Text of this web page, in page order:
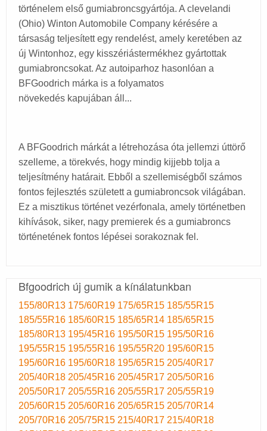
történelem első gumiabroncsgyártója. A clevelandi
(Ohio) Winton Automobile Company kérésére a
társaság teljesített egy rendelést, amely keretében az
új Wintonhoz, egy kisszériástermékhez gyártottak
gumiabroncsokat. Az autoiparhoz hasonlóan a
BFGoodrich márka is a folyamatos
növekedés kapujában áll...
A BFGoodrich márkát a létrehozása óta jellemzi úttörő
szelleme, a törekvés, hogy mindig kijjebb tolja a
teljesítmény határait. Ebből a szellemiségből számos
fontos fejlesztés született a gumiabroncsok világában.
Ez a misztikus történet vezérfonala, amely történetben
kihívások, siker, nagy premierek és a gumiabroncs
történetének fontos lépései sorakoznak fel.
Bfgoodrich új gumik a kínálatunkban
155/80R13 175/60R19 175/65R15 185/55R15
185/55R16 185/60R15 185/65R14 185/65R15
185/80R13 195/45R16 195/50R15 195/50R16
195/55R15 195/55R16 195/55R20 195/60R15
195/60R16 195/60R18 195/65R15 205/40R17
205/40R18 205/45R16 205/45R17 205/50R16
205/50R17 205/55R16 205/55R17 205/55R19
205/60R15 205/60R16 205/65R15 205/70R14
205/70R16 205/75R15 215/40R17 215/40R18